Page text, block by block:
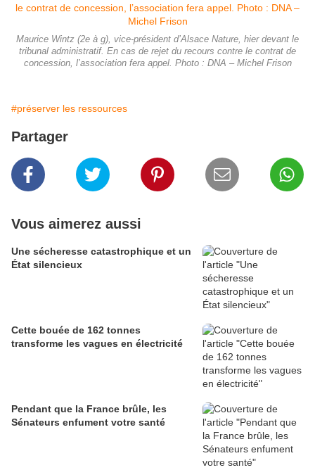
Maurice Wintz (2e à g), vice-président d’Alsace Nature, hier devant le
tribunal administratif. En cas de rejet du recours contre le contrat de
concession, l’association fera appel. Photo : DNA – Michel Frison
#préserver les ressources
Partager
Vous aimerez aussi
Une sécheresse catastrophique et un
État silencieux
Cette bouée de 162 tonnes
transforme les vagues en électricité
Pendant que la France brûle, les
Sénateurs enfument votre santé